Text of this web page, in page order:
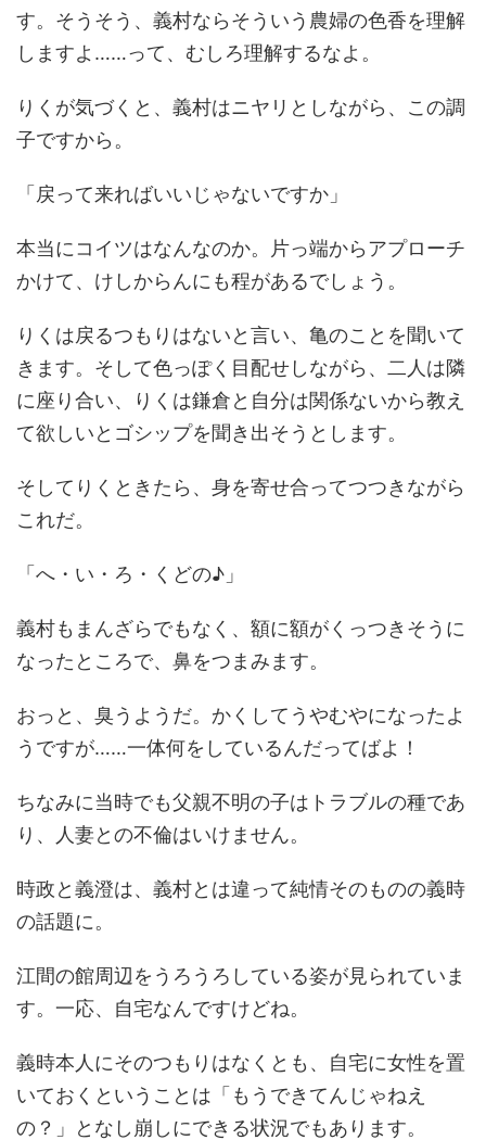
す。そうそう、義村ならそういう農婦の色香を理解
しますよ……って、むしろ理解するなよ。
りくが気づくと、義村はニヤリとしながら、この調
子ですから。
「戻って来ればいいじゃないですか」
本当にコイツはなんなのか。片っ端からアプローチ
かけて、けしからんにも程があるでしょう。
りくは戻るつもりはないと言い、亀のことを聞いて
きます。そして色っぽく目配せしながら、二人は隣
に座り合い、りくは鎌倉と自分は関係ないから教え
て欲しいとゴシップを聞き出そうとします。
そしてりくときたら、身を寄せ合ってつつきながら
これだ。
「へ・い・ろ・くどの♪」
義村もまんざらでもなく、額に額がくっつきそうに
なったところで、鼻をつまみます。
おっと、臭うようだ。かくしてうやむやになったよ
うですが……一体何をしているんだってばよ！
ちなみに当時でも父親不明の子はトラブルの種であ
り、人妻との不倫はいけません。
時政と義澄は、義村とは違って純情そのものの義時
の話題に。
江間の館周辺をうろうろしている姿が見られていま
す。一応、自宅なんですけどね。
義時本人にそのつもりはなくとも、自宅に女性を置
いておくということは「もうできてんじゃねえ
の？」となし崩しにできる状況でもあります。